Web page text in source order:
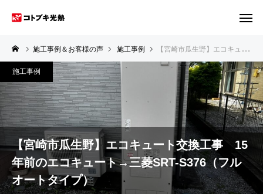
施工事例＆お客様の声 施工事例 【宮崎市瓜生野】エコキュート交換工事 15年前のエコキュート→三菱SRT-S376（フルオートタイプ）
【宮崎市瓜生野】エコキュート交換工事 15
年前のエコキュート→三菱SRT-S376（フル
オートタイプ）
施工事例